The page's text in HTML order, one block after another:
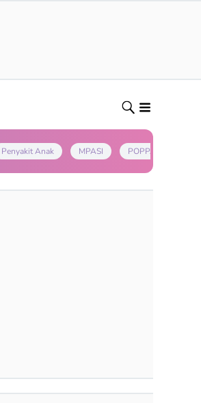
Penyakit Anak MPASI POPPAPA